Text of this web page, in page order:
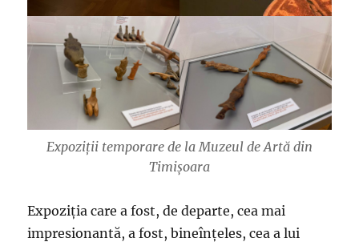
Expoziții temporare de la Muzeul de Artă din
Timișoara
Expoziția care a fost, de departe, cea mai
impresionantă, a fost, bineînțeles, cea a lui